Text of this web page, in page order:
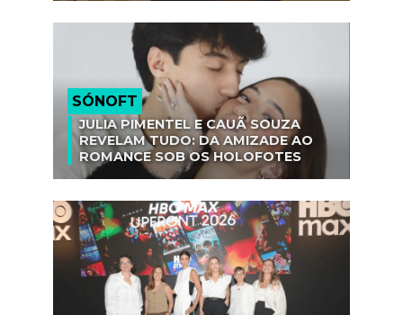
SÓNOFT
JULIA PIMENTEL E CAUÃ SOUZA
REVELAM TUDO: DA AMIZADE AO
ROMANCE SOB OS HOLOFOTES